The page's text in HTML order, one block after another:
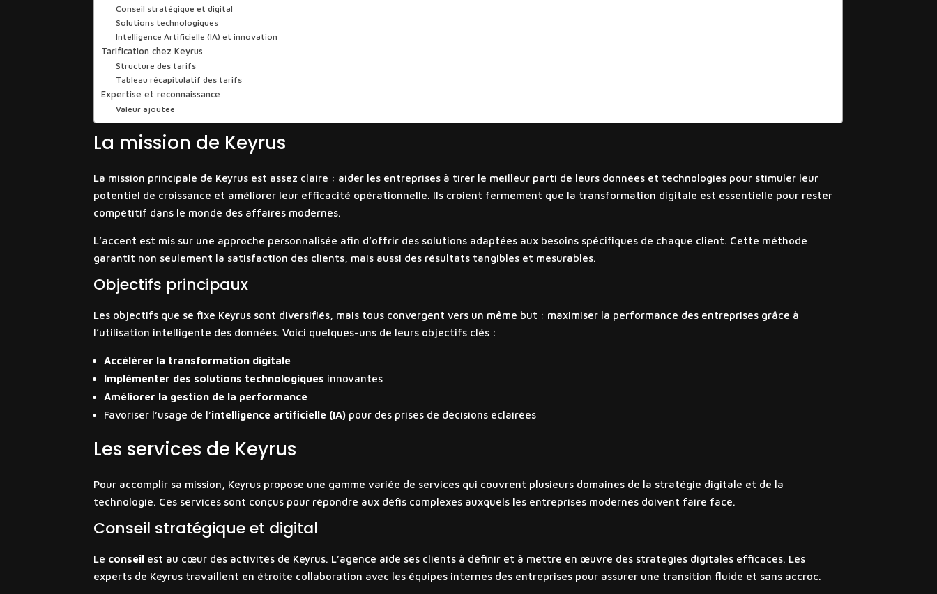
Conseil stratégique et digital
Solutions technologiques
Intelligence Artificielle (IA) et innovation
Tarification chez Keyrus
Structure des tarifs
Tableau récapitulatif des tarifs
Expertise et reconnaissance
Valeur ajoutée
La mission de Keyrus
La mission principale de Keyrus est assez claire : aider les entreprises à tirer le meilleur parti de leurs données et technologies pour stimuler leur
potentiel de croissance et améliorer leur efficacité opérationnelle. Ils croient fermement que la transformation digitale est essentielle pour rester
compétitif dans le monde des affaires modernes.
L’accent est mis sur une approche personnalisée afin d’offrir des solutions adaptées aux besoins spécifiques de chaque client. Cette méthode
garantit non seulement la satisfaction des clients, mais aussi des résultats tangibles et mesurables.
Objectifs principaux
Les objectifs que se fixe Keyrus sont diversifiés, mais tous convergent vers un même but : maximiser la performance des entreprises grâce à
l’utilisation intelligente des données. Voici quelques-uns de leurs objectifs clés :
Accélérer la transformation digitale
Implémenter des solutions technologiques innovantes
Améliorer la gestion de la performance
Favoriser l’usage de l’intelligence artificielle (IA) pour des prises de décisions éclairées
Les services de Keyrus
Pour accomplir sa mission, Keyrus propose une gamme variée de services qui couvrent plusieurs domaines de la stratégie digitale et de la
technologie. Ces services sont conçus pour répondre aux défis complexes auxquels les entreprises modernes doivent faire face.
Conseil stratégique et digital
Le conseil est au cœur des activités de Keyrus. L’agence aide ses clients à définir et à mettre en œuvre des stratégies digitales efficaces. Les
experts de Keyrus travaillent en étroite collaboration avec les équipes internes des entreprises pour assurer une transition fluide et sans accroc.